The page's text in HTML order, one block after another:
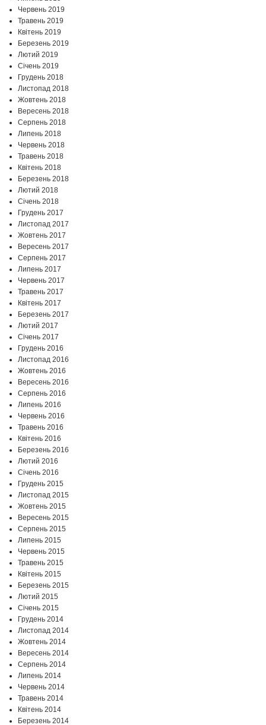
Червень 2019
Травень 2019
Квітень 2019
Березень 2019
Лютий 2019
Січень 2019
Грудень 2018
Листопад 2018
Жовтень 2018
Вересень 2018
Серпень 2018
Липень 2018
Червень 2018
Травень 2018
Квітень 2018
Березень 2018
Лютий 2018
Січень 2018
Грудень 2017
Листопад 2017
Жовтень 2017
Вересень 2017
Серпень 2017
Липень 2017
Червень 2017
Травень 2017
Квітень 2017
Березень 2017
Лютий 2017
Січень 2017
Грудень 2016
Листопад 2016
Жовтень 2016
Вересень 2016
Серпень 2016
Липень 2016
Червень 2016
Травень 2016
Квітень 2016
Березень 2016
Лютий 2016
Січень 2016
Грудень 2015
Листопад 2015
Жовтень 2015
Вересень 2015
Серпень 2015
Липень 2015
Червень 2015
Травень 2015
Квітень 2015
Березень 2015
Лютий 2015
Січень 2015
Грудень 2014
Листопад 2014
Жовтень 2014
Вересень 2014
Серпень 2014
Липень 2014
Червень 2014
Травень 2014
Квітень 2014
Березень 2014